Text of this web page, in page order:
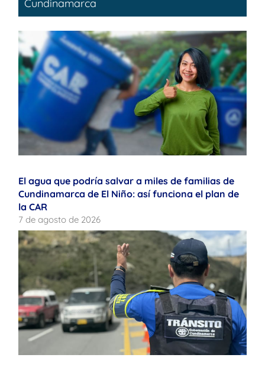
Cundinamarca
El agua que podría salvar a miles de familias de
Cundinamarca de El Niño: así funciona el plan de
la CAR
7 de agosto de 2026